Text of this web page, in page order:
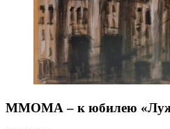
ММОМА – к юбилею